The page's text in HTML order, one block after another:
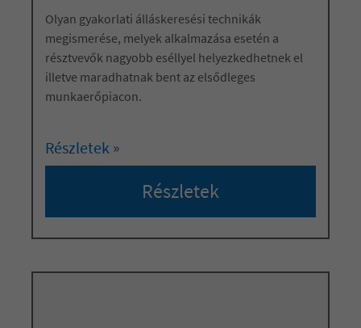
Olyan gyakorlati álláskeresési technikák
megismerése, melyek alkalmazása esetén a
résztvevők nagyobb eséllyel helyezkedhetnek el
illetve maradhatnak bent az elsődleges
munkaerőpiacon.
Részletek »
Részletek